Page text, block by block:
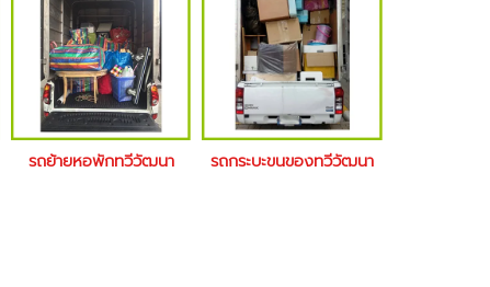
รถย้ายหอพักทวีวัฒนา รถกระบะขนของทวีวัฒนา